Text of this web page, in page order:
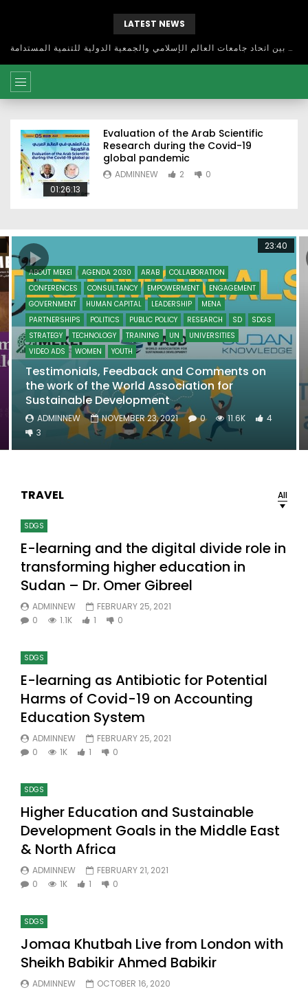
LATEST NEWS
بحث آفاق التعاون بين اتحاد جامعات العالم الإسلامي والجمعية الدولية للتنمية المستدامة
01:26:13
Evaluation of the Arab Scientific
Research during the Covid-19
global pandemic
ADMINNEW 2 0
23:40
ABOUT MEKEI AGENDA 2030 ARAB
COLLABORATION
CONFERENCES
CONSULTANCY EMPOWERMENT
ENGAGEMENT
GOVERNMENT
HUMAN CAPITAL LEADERSHIP
MENA
PARTNERSHIPS
POLITICS PUBLIC POLICY RESEARCH SD
SDGS
STRATEGY
TECHNOLOGY TRAINING UN
UNIVERSITIES
VIDEO ADS
WOMEN YOUTH
Testimonials, Feedback and Comments on
the work of the World Association for
Sustainable Development
ADMINNEW NOVEMBER 23, 2021 0 11.6K
4
3
TRAVEL All
SDGS
E-learning and the digital divide role in
transforming higher education in
Sudan – Dr. Omer Gibreel
ADMINNEW
FEBRUARY 25, 2021
0
1.1K 1 0
SDGS
E-learning as Antibiotic for Potential
Harms of Covid-19 on Accounting
Education System
ADMINNEW
FEBRUARY 25, 2021
0
1K 1 0
SDGS
Higher Education and Sustainable
Development Goals in the Middle East
& North Africa
ADMINNEW
FEBRUARY 21, 2021
0
1K 1 0
SDGS
Jomaa Khutbah Live from London with
Sheikh Babikir Ahmed Babikir
ADMINNEW
OCTOBER 16, 2020